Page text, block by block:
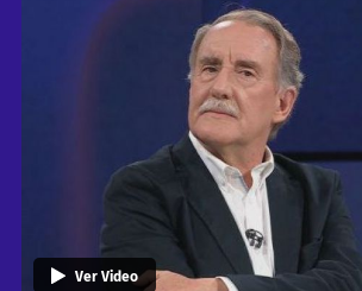
Ver Video